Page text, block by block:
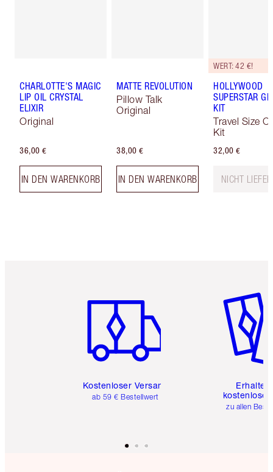
CHARLOTTE'S MAGIC
LIP OIL CRYSTAL
ELIXIR
Original
36,00 €
IN DEN WARENKORB
MATTE REVOLUTION
Pillow Talk
Original
38,00 €
IN DEN WARENKORB
WERT: 42 €!
HOLLYWOOD
SUPERSTAR
KIT
Travel Size
Kit
32,00 €
NICHT
Kostenloser Versand
ab 59 € Bestellwert
Erhalte
kostenlose
zu allen